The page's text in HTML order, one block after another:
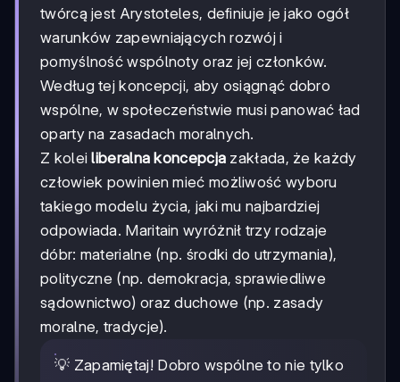
twórcą jest Arystoteles, definiuje je jako ogół
warunków zapewniających rozwój i
pomyślność wspólnoty oraz jej członków.
Według tej koncepcji, aby osiągnąć dobro
wspólne, w społeczeństwie musi panować ład
oparty na zasadach moralnych.
Z koleiliberalna koncepcja zakłada, że każdy
człowiek powinien mieć możliwość wyboru
takiego modelu życia, jaki mu najbardziej
odpowiada. Maritain wyróżnił trzy rodzaje
dóbr: materialne (np. środki do utrzymania),
polityczne (np. demokracja, sprawiedliwe
sądownictwo) oraz duchowe (np. zasady
moralne, tradycje).
💡 Zapamiętaj! Dobro wspólne to nie tylko